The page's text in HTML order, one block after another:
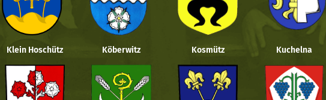
Klein Hoschütz Köberwitz Kosmütz Kuchelna